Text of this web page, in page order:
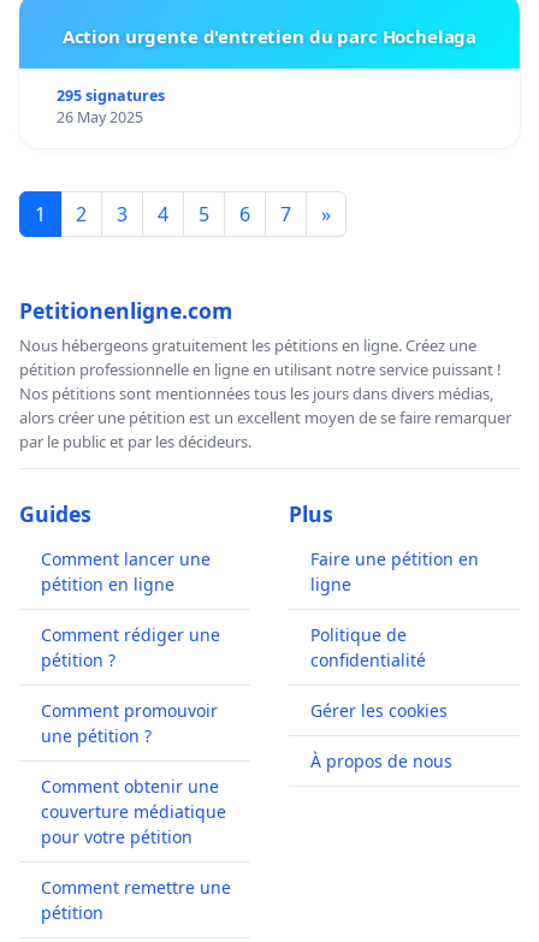
Action urgente d'entretien du parc Hochelaga
295 signatures
26 May 2025
1 2 3 4 5 6 7 »
Petitionenligne.com
Nous hébergeons gratuitement les pétitions en ligne. Créez une
pétition professionnelle en ligne en utilisant notre service puissant !
Nos pétitions sont mentionnées tous les jours dans divers médias,
alors créer une pétition est un excellent moyen de se faire remarquer
par le public et par les décideurs.
Guides
Comment lancer une
pétition en ligne
Comment rédiger une
pétition ?
Comment promouvoir
une pétition ?
Comment obtenir une
couverture médiatique
pour votre pétition
Comment remettre une
pétition
Plus
Faire une pétition en
ligne
Politique de
confidentialité
Gérer les cookies
À propos de nous